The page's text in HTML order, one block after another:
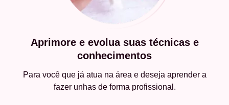
Aprimore e evolua suas técnicas e
conhecimentos
Para você que já atua na área e deseja aprender a
fazer unhas de forma profissional.